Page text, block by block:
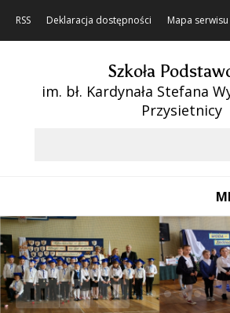
RSS Deklaracja dostępności Mapa serwisu
Szkoła
im. bł. Kardynała Stefana
Przysietnicy
Poprzedni Element
Następny Element
❚❚